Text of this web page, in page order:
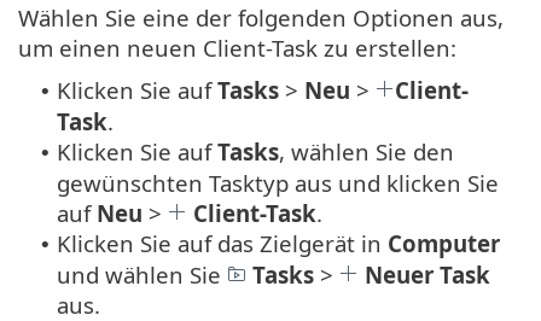
Wählen Sie eine der folgenden Optionen aus,
um einen neuen Client-Task zu erstellen:
• Klicken Sie aufTasks > Neu >
Client-
Task.
• Klicken Sie aufTasks, wählen Sie den
gewünschten Tasktyp aus und klicken Sie
auf Neu > Client-Task.
• Klicken Sie auf das Zielgerät in Computer
und wählen Sie
Tasks >
Neuer Task
aus.